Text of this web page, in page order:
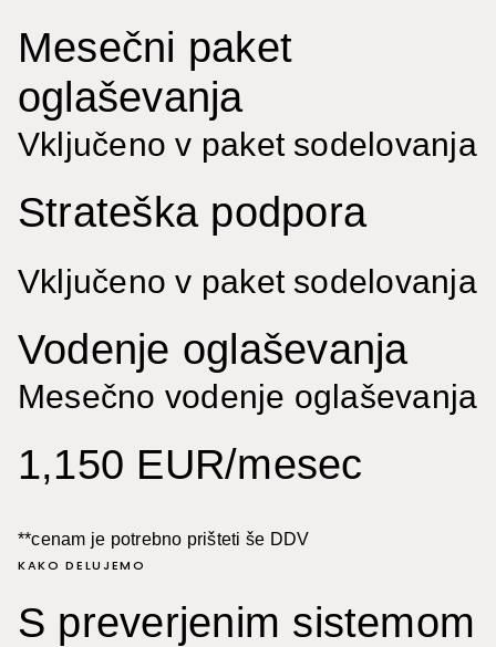
Mesečni paket
oglaševanja
Vključeno v paket sodelovanja
Strateška podpora
Vključeno v paket sodelovanja
Vodenje oglaševanja
Mesečno vodenje oglaševanja
1,150 EUR/mesec
**cenam je potrebno prišteti še DDV
KAKO DELUJEMO
S preverjenim sistemom